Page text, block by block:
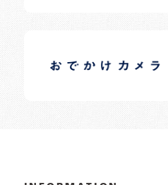
日常の様子など随時更新中です。